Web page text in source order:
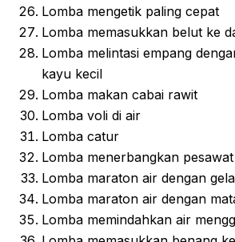
Lomba mengetik paling cepat
Lomba memasukkan belut ke
Lomba melintasi empang
kayu kecil
Lomba makan cabai rawit
Lomba voli di air
Lomba catur
Lomba menerbangkan
Lomba maraton air dengan
Lomba maraton air dengan
Lomba memindahkan air